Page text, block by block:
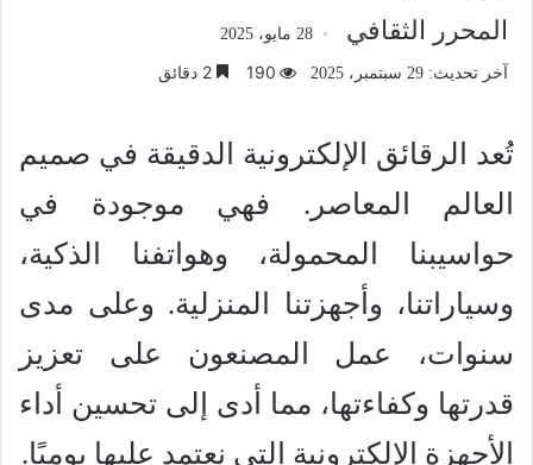
المحرر الثقافي 28 مايو، 2025
آخر تحديث: 29 سبتمبر، 2025 190
تُعد الرقائق الإلكترونية الدقيقة في صميم
العالم المعاصر. فهي موجودة في
حواسيبنا المحمولة، وهواتفنا الذكية،
وسياراتنا، وأجهزتنا المنزلية. وعلى مدى
سنوات، عمل المصنعون على تعزيز
قدرتها وكفاءتها، مما أدى إلى تحسين أداء
الأجهزة الإلكترونية التي نعتمد عليها يوميًا.